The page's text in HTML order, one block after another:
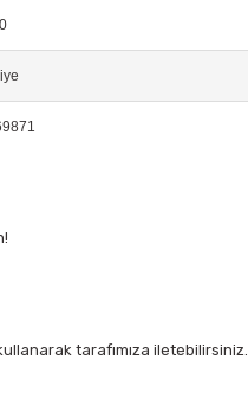
tarafımıza iletebilirsiniz.